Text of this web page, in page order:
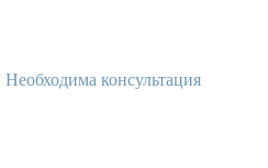
консультация